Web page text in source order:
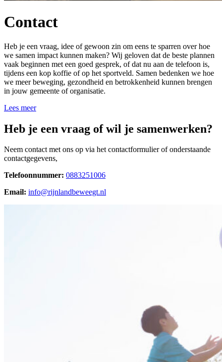
Contact
Heb je een vraag, idee of gewoon zin om eens te sparren over hoe
we samen impact kunnen maken? Wij geloven dat de beste plannen
vaak beginnen met een goed gesprek, of dat nu aan de telefoon is,
tijdens een kop koffie of op het sportveld. Samen bedenken we hoe
we meer beweging, gezondheid en betrokkenheid kunnen brengen
in jouw gemeente of organisatie.
Lees meer
Heb je een vraag of wil je samenwerken?
Neem contact met ons op via het contactformulier of onderstaande
contactgegevens,
Telefoonnummer: 0883251006
Email: info@rijnlandbeweegt.nl